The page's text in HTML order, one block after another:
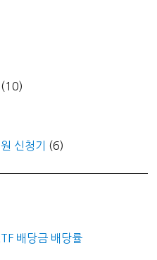
(10)
신청기
(6)
배당금 배당률